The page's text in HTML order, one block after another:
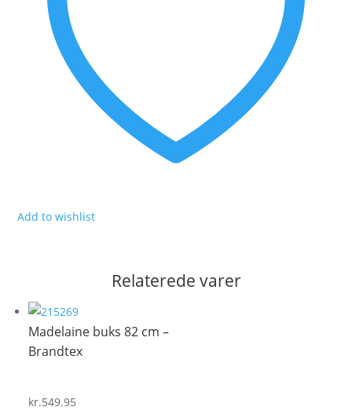
Add to wishlist
Relaterede varer
Madelaine buks 82 cm –
Brandtex
kr.549.95